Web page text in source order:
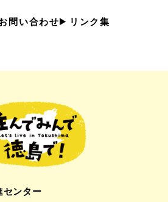
問い合わせ リンク集
センター